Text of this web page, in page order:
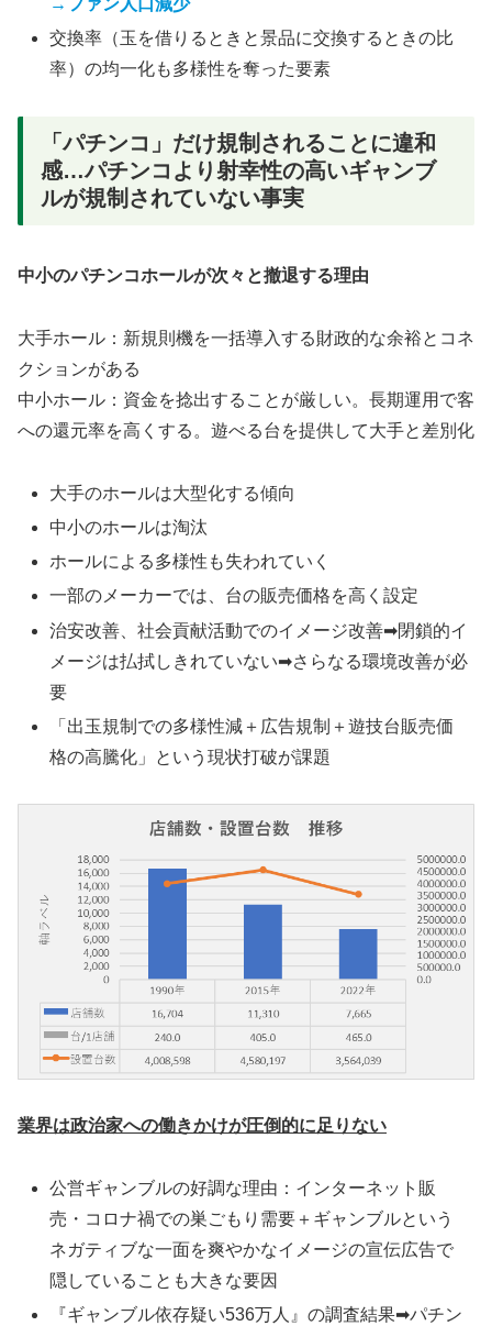
交換率（玉を借りるときと景品に交換するときの比
率）の均一化も多様性を奪った要素
「パチンコ」だけ規制されることに違和
感…パチンコより射幸性の高いギャンブ
ルが規制されていない事実
中小のパチンコホールが次々と撤退する理由
大手ホール：新規則機を一括導入する財政的な余裕とコネ
クションがある
中小ホール：資金を捻出することが厳しい。長期運用で客
への還元率を高くする。遊べる台を提供して大手と差別化
大手のホールは大型化する傾向
中小のホールは淘汰
ホールによる多様性も失われていく
一部のメーカーでは、台の販売価格を高く設定
治安改善、社会貢献活動でのイメージ改善➡閉鎖的イ
メージは払拭しきれていない➡さらなる環境改善が必
要
「出玉規制での多様性減＋広告規制＋遊技台販売価
格の高騰化」という現状打破が課題
業界は政治家への働きかけが圧倒的に足りない
公営ギャンブルの好調な理由：インターネット販
売・コロナ禍での巣ごもり需要＋ギャンブルという
ネガティブな一面を爽やかなイメージの宣伝広告で
隠していることも大きな要因
『ギャンブル依存疑い536万人』の調査結果➡パチン